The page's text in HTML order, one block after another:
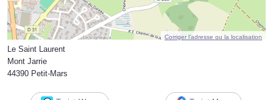
Corriger l’adresse ou la localisation
Le Saint Laurent
Mont Jarrie
44390 Petit-Mars